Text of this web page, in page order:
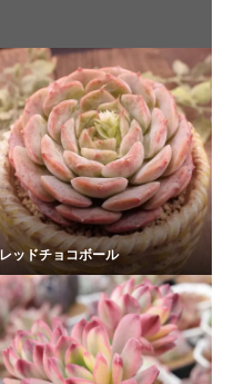
レッドチョコボール